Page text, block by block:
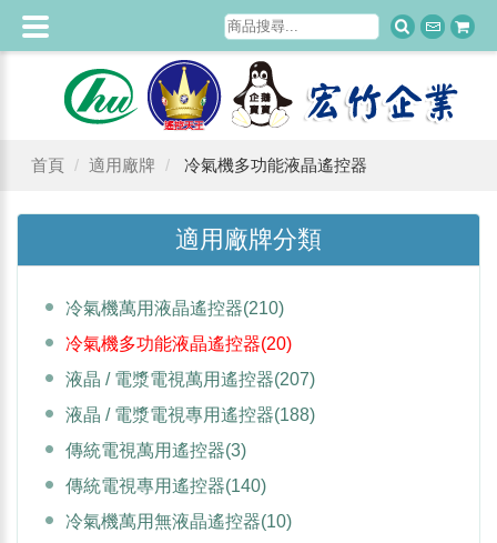
首頁 適用廠牌 冷氣機多功能液晶遙控器
適用廠牌分類
冷氣機萬用液晶遙控器(210)
冷氣機多功能液晶遙控器(20)
液晶 / 電漿電視萬用遙控器(207)
液晶 / 電漿電視專用遙控器(188)
傳統電視萬用遙控器(3)
傳統電視專用遙控器(140)
冷氣機萬用無液晶遙控器(10)